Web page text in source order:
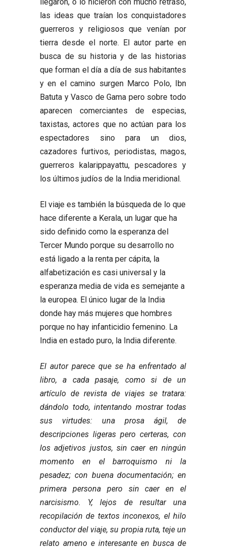
las ideas que traían los conquistadores
guerreros y religiosos que venían por
tierra desde el norte. El autor parte en
busca de su historia y de las historias
que forman el día a día de sus habitantes
y en el camino surgen Marco Polo, Ibn
Batuta y Vasco de Gama pero sobre todo
aparecen comerciantes de especias,
taxistas, actores que no actúan para los
espectadores sino para un dios,
cazadores furtivos, periodistas, magos,
guerreros kalarippayattu, pescadores y
los últimos judíos de la India meridional.
El viaje es también la búsqueda de lo que
hace diferente a Kerala, un lugar que ha
sido definido como la esperanza del
Tercer Mundo porque su desarrollo no
está ligado a la renta per cápita, la
alfabetización es casi universal y la
esperanza media de vida es semejante a
la europea. El único lugar de la India
donde hay más mujeres que hombres
porque no hay infanticidio femenino. La
India en estado puro, la India diferente.
El autor parece que se ha enfrentado al
libro, a cada pasaje, como si de un
artículo de revista de viajes se tratara:
dándolo todo, intentando mostrar todas
sus virtudes: una prosa ágil, de
descripciones ligeras pero certeras, con
los adjetivos justos, sin caer en ningún
momento en el barroquismo ni la
pesadez; con buena documentación; en
primera persona pero sin caer en el
narcisismo. Y, lejos de resultar una
recopilación de textos inconexos, el hilo
conductor del viaje, su propia ruta, teje un
relato ameno e interesante en busca de